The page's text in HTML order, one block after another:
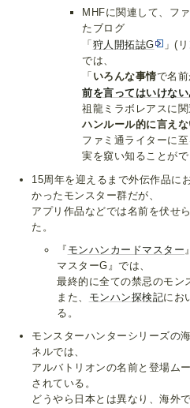
MHFに関連して、フ
たブログ
「 狩人開拓誌G
」(
では、
「 いろんな事情で名前
前を言ってはいけない
祖龍ミラボレアスに
ハンルール的に言え
ファミ通ライターに
実を窺い知ることがで
15周年を迎えるまで外伝作品に
かったモンスター群だが、
アプリ作品などでは名前を伏せ
た。
『 モンハンカードマスター
マスターG』では、
最終的に全ての禁忌のモン
また、 モンハン探検記にお
る。
モンスターハンターシリーズの
ネルでは、
アルバトリオンの名前と登場ム
されている。
どうやら日本とは異なり、海外